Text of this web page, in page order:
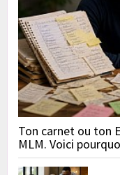
Ton carnet ou ton
MLM. Voici